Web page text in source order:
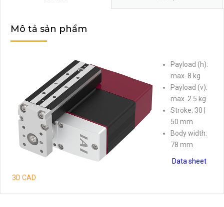
Mô tả sản phẩm
Payload (h):
max. 8 kg
Payload (v):
max. 2.5 kg
Stroke: 30 |
50 mm
Body width:
78 mm
Data sheet
3D CAD